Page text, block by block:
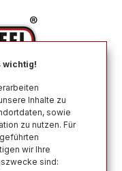
45 R20
295 45
wichtig!
Inhalte zu
sowie
zu nutzen. Für
wir Ihre
sind: